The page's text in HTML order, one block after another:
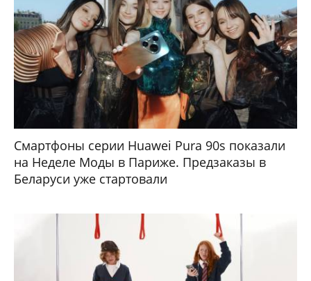
Смартфоны серии Huawei Pura 90s показали
на Неделе Моды в Париже. Предзаказы в
Беларуси уже стартовали